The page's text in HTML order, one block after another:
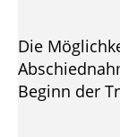
Die
Beginn der